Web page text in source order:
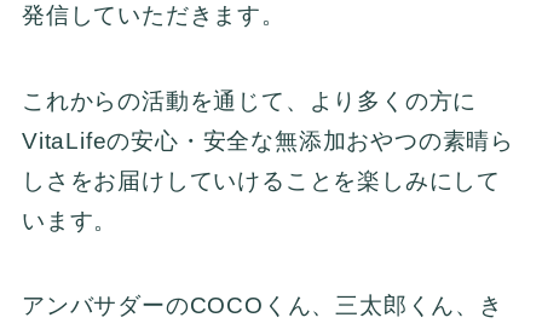
発信していただきます。
これからの活動を通じて、より多くの方に
VitaLifeの安心・安全な無添加おやつの素晴ら
しさをお届けしていけることを楽しみにして
います。
アンバサダーのCOCOくん、三太郎くん、き